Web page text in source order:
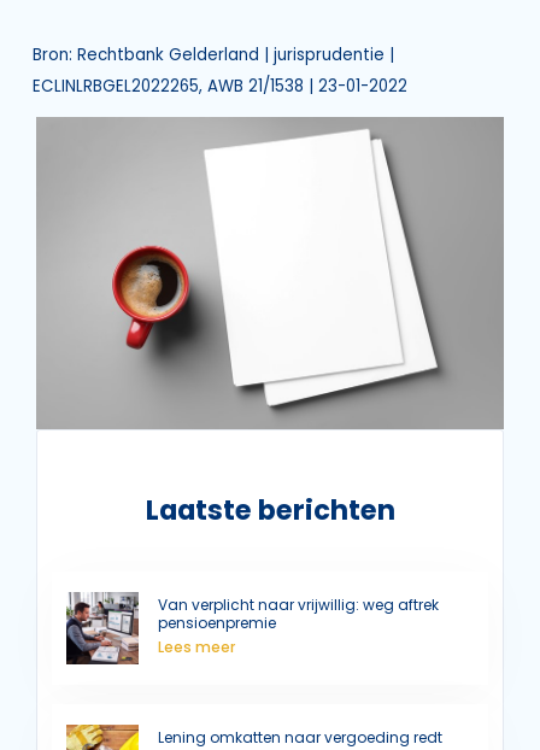
Bron: Rechtbank Gelderland | jurisprudentie |
ECLINLRBGEL2022265, AWB 21/1538 | 23-01-2022
Laatste berichten
Van verplicht naar vrijwillig: weg aftrek
pensioenpremie
Lees meer
Lening omkatten naar vergoeding redt